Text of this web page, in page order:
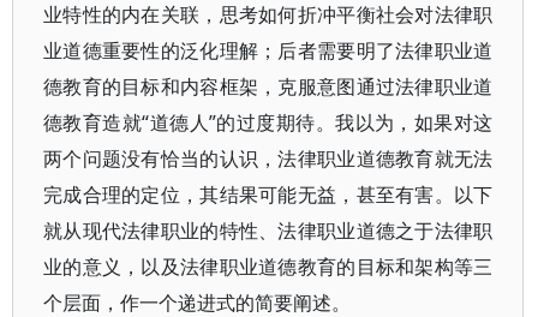
业特性的内在关联，思考如何折冲平衡社会对法律职
业道德重要性的泛化理解；后者需要明了法律职业道
德教育的目标和内容框架，克服意图通过法律职业道
德教育造就“道德人”的过度期待。我以为，如果对这
两个问题没有恰当的认识，法律职业道德教育就无法
完成合理的定位，其结果可能无益，甚至有害。以下
就从现代法律职业的特性、法律职业道德之于法律职
业的意义，以及法律职业道德教育的目标和架构等三
个层面，作一个递进式的简要阐述。